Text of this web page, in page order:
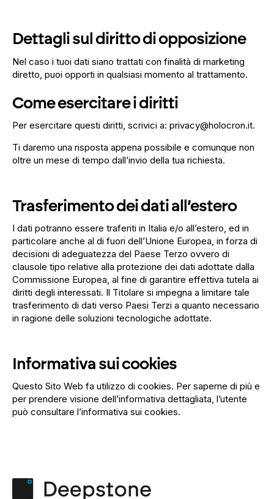
Dettagli sul diritto di opposizione
Nel caso i tuoi dati siano trattati con finalità di marketing
diretto, puoi opporti in qualsiasi momento al trattamento.
Come esercitare i diritti
Per esercitare questi diritti, scrivici a: privacy@holocron.it.
Ti daremo una risposta appena possibile e comunque non
oltre un mese di tempo dall’invio della tua richiesta.
Trasferimento dei dati all’estero
I dati potranno essere traferiti in Italia e/o all’estero, ed in
particolare anche al di fuori dell’Unione Europea, in forza di
decisioni di adeguatezza del Paese Terzo ovvero di
clausole tipo relative alla protezione dei dati adottate dalla
Commissione Europea, al fine di garantire effettiva tutela ai
diritti degli interessati. Il Titolare si impegna a limitare tale
trasferimento di dati verso Paesi Terzi a quanto necessario
in ragione delle soluzioni tecnologiche adottate.
Informativa sui cookies
Questo Sito Web fa utilizzo di cookies. Per saperne di più e
per prendere visione dell’informativa dettagliata, l’utente
può consultare l’informativa sui cookies.